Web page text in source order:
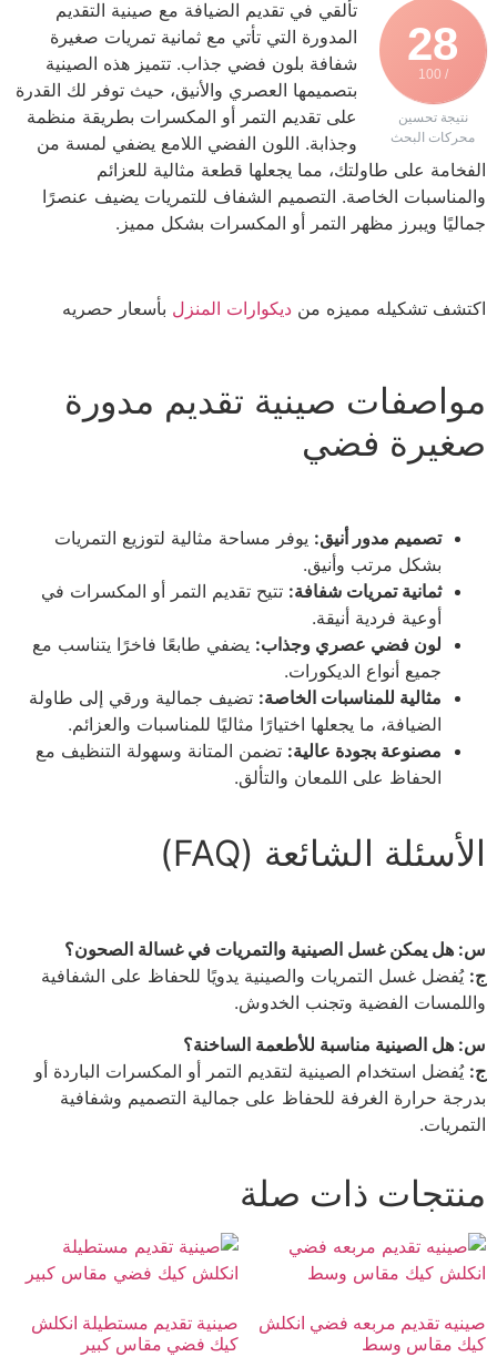
28
/ 100
نتيجة تحسين
محركات البحث
تألقي في تقديم الضيافة مع صينية التقديم
المدورة التي تأتي مع ثمانية تمريات صغيرة
شفافة بلون فضي جذاب. تتميز هذه الصينية
بتصميمها العصري والأنيق، حيث توفر لك القدرة
على تقديم التمر أو المكسرات بطريقة منظمة
وجذابة. اللون الفضي اللامع يضفي لمسة من
الفخامة على طاولتك، مما يجعلها قطعة مثالية للعزائم
والمناسبات الخاصة. التصميم الشفاف للتمريات يضيف عنصرًا
جماليًا ويبرز مظهر التمر أو المكسرات بشكل مميز.
اكتشف تشكيله مميزه من ديكوارات المنزل بأسعار حصريه
مواصفات صينية تقديم مدورة
صغيرة فضي
تصميم مدور أنيق: يوفر مساحة مثالية لتوزيع التمريات
بشكل مرتب وأنيق.
ثمانية تمريات شفافة: تتيح تقديم التمر أو المكسرات في
أوعية فردية أنيقة.
لون فضي عصري وجذاب: يضفي طابعًا فاخرًا يتناسب مع
جميع أنواع الديكورات.
مثالية للمناسبات الخاصة: تضيف جمالية ورقي إلى طاولة
الضيافة، ما يجعلها اختيارًا مثاليًا للمناسبات والعزائم.
مصنوعة بجودة عالية: تضمن المتانة وسهولة التنظيف مع
الحفاظ على اللمعان والتألق.
الأسئلة الشائعة (FAQ)
س: هل يمكن غسل الصينية والتمريات في غسالة الصحون؟
ج: يُفضل غسل التمريات والصينية يدويًا للحفاظ على الشفافية
واللمسات الفضية وتجنب الخدوش.
س: هل الصينية مناسبة للأطعمة الساخنة؟
ج: يُفضل استخدام الصينية لتقديم التمر أو المكسرات الباردة أو
بدرجة حرارة الغرفة للحفاظ على جمالية التصميم وشفافية
التمريات.
منتجات ذات صلة
صينيه تقديم مربعه فضي انكلش
كيك مقاس وسط
صينية تقديم مستطيلة انكلش
كيك فضي مقاس كبير